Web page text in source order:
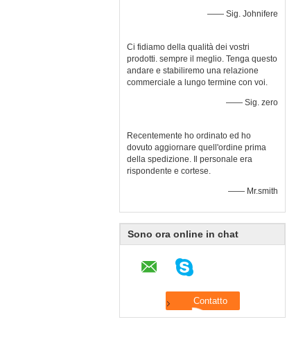
—— Sig. Johnifere
Ci fidiamo della qualità dei vostri
prodotti. sempre il meglio. Tenga questo
andare e stabiliremo una relazione
commerciale a lungo termine con voi.
—— Sig. zero
Recentemente ho ordinato ed ho
dovuto aggiornare quell'ordine prima
della spedizione. Il personale era
rispondente e cortese.
—— Mr.smith
Sono ora online in chat